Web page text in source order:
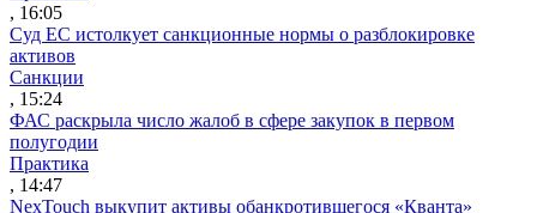
, 16:05
Суд ЕС истолкует санкционные нормы о разблокировке
активов
Санкции
, 15:24
ФАС раскрыла число жалоб в сфере закупок в первом
полугодии
Практика
, 14:47
NexTouch выкупит активы обанкротившегося «Кванта»